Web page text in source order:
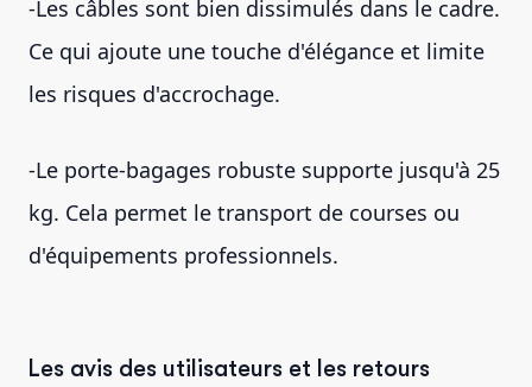
-Les câbles sont bien dissimulés dans le cadre.
Ce qui ajoute une touche d'élégance et limite
les risques d'accrochage.
-Le porte-bagages robuste supporte jusqu'à 25
kg. Cela permet le transport de courses ou
d'équipements professionnels.
Les avis des utilisateurs et les retours